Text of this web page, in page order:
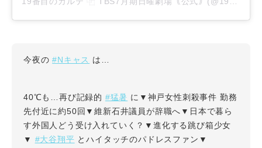
今夜の#Nキャス は…
40℃も…再び記録的 #猛暑 に▼神戸女性刺殺事件 勤務
先付近に約50回▼維新石井議員が辞職へ▼日本で暮ら
す外国人どう受け入れていく？▼進化する跳び箱少女
▼ #大谷翔平 とハイタッチのパドレスファン▼